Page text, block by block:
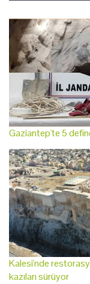
Gaziantep'te 5
Kalesi'nde
kazıları sürüyor